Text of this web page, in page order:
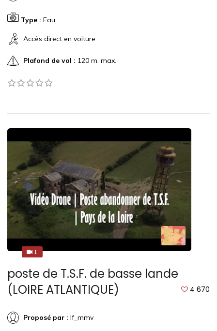
Type : Eau
Accès direct en voiture
Plafond de vol : 120 m. max.
11
poste de T.S.F. de basse lande
(LOIRE ATLANTIQUE)
4 670
Proposé par : lf_mmv